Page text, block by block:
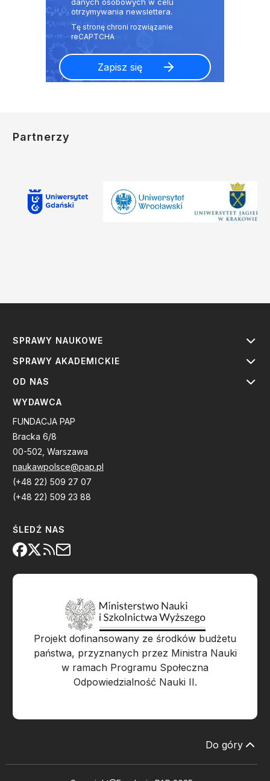
otrzymywania newslettera.
Partnerzy
SPRAWY NAUKOWE
SPRAWY AKADEMICKIE
OD NAS
WYDAWCA
FUNDACJA PAP
Bracka 6/8
00-502, Warszawa
naukawpolsce@pap.pl
(+48 22) 509 27 07
(+48 22) 509 23 88
ŚLEDŹ NAS
Projekt dofinansowany ze środków budżetu
państwa, przyznanych przez Ministra Nauki
w ramach Programu Społeczna
Odpowiedzialność Nauki II.
Do góry